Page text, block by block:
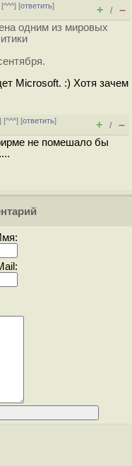
[^^^] [ответить]
+ / –
одним из мировых
Microsoft. :) Хотя зачем
] [^^^] [ответить]
+ / –
не помешало бы